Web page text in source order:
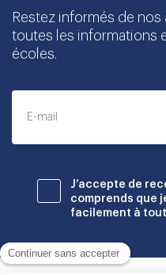
Restez informés de
toutes les informations
écoles.
J’accepte de
comprends que
facilement à